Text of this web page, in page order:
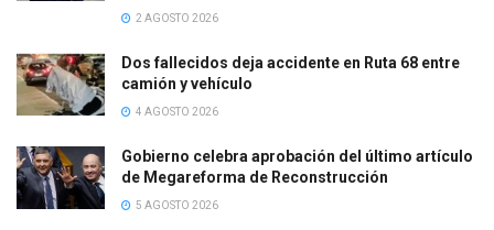
2 AGOSTO 2026
Dos fallecidos deja accidente en Ruta 68 entre
camión y vehículo
4 AGOSTO 2026
Gobierno celebra aprobación del último artículo
de Megareforma de Reconstrucción
5 AGOSTO 2026